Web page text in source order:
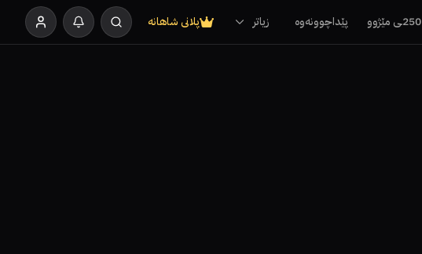
250ـی مێژوو پێداچوونەوە زیاتر پلانی شاهانە